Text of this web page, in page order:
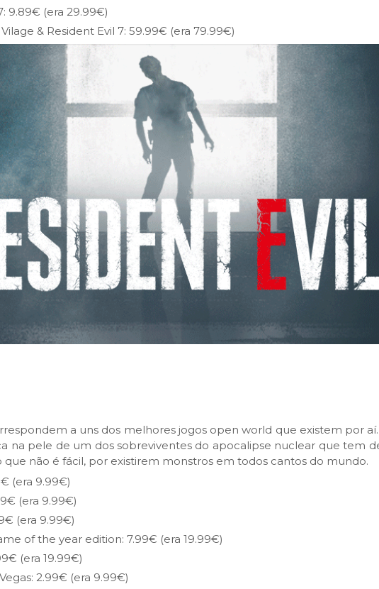
9.89€ (era 29.99€)
& Resident Evil 7: 59.99€ (era 79.99€)
a uns dos melhores jogos open world que existem por
na pele de um dos sobreviventes do apocalipse nuclear que tem
que não é fácil, por existirem monstros em todos cantos do mundo.
(era 9.99€)
(era 9.99€)
(era 9.99€)
of the year edition: 7.99€ (era 19.99€)
(era 19.99€)
2.99€ (era 9.99€)